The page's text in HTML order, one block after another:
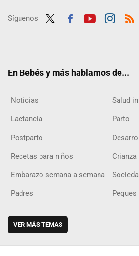
Síguenos
En Bebés y más hablamos de...
Noticias Salud
Lactancia Parto
Postparto
Recetas para niños
Embarazo semana a semana
Padres Peques
VER MÁS TEMAS